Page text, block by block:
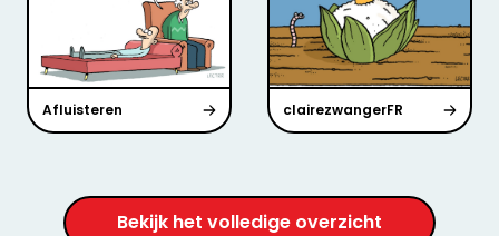
Afluisteren clairezwangerFR
Bekijk het volledige overzicht